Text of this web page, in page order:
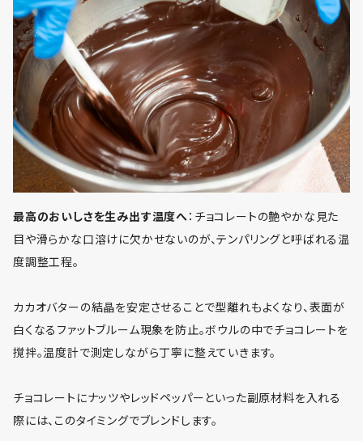
最高のおいしさを生み出す温度へ：チョコレートの艶やかな見た
目や滑らかな口溶けに欠かせないのが、テンパリングと呼ばれる温
度調整工程。
カカオバターの結晶を安定させることで型離れもよくなり、表面が
白くなるファットブルーム現象を防止。ボウルの中でチョコレートを
撹拌。温度計で測定しながら丁寧に整えていきます。
チョコレートにナッツやレッドペッパーといった副原材料を入れる
際には、このタイミングでブレンドします。